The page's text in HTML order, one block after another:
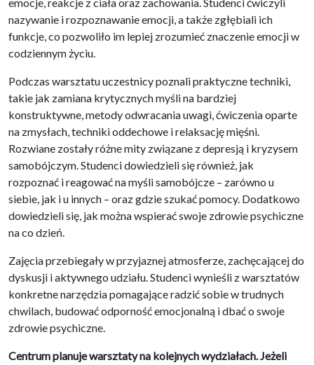
nazywanie i rozpoznawanie emocji, a także zgłębiali ich
funkcje, co pozwoliło im lepiej zrozumieć znaczenie emocji w
codziennym życiu.
Podczas warsztatu uczestnicy poznali praktyczne techniki,
takie jak zamiana krytycznych myśli na bardziej
konstruktywne, metody odwracania uwagi, ćwiczenia oparte
na zmysłach, techniki oddechowe i relaksację mięśni.
Rozwiane zostały różne mity związane z depresją i kryzysem
samobójczym. Studenci dowiedzieli się również, jak
rozpoznać i reagować na myśli samobójcze – zarówno u
siebie, jak i u innych – oraz gdzie szukać pomocy. Dodatkowo
dowiedzieli się, jak można wspierać swoje zdrowie psychiczne
na co dzień.
Zajęcia przebiegały w przyjaznej atmosferze, zachęcającej do
dyskusji i aktywnego udziału. Studenci wynieśli z warsztatów
konkretne narzędzia pomagające radzić sobie w trudnych
chwilach, budować odporność emocjonalną i dbać o swoje
zdrowie psychiczne.
Centrum planuje warsztaty na kolejnych wydziałach. Jeżeli